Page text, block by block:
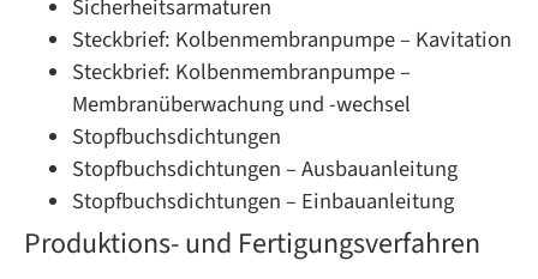
Sicherheitsarmaturen
Steckbrief: Kolbenmembranpumpe – Kavitation
Steckbrief: Kolbenmembranpumpe –
Membranüberwachung und -wechsel
Stopfbuchsdichtungen
Stopfbuchsdichtungen – Ausbauanleitung
Stopfbuchsdichtungen – Einbauanleitung
Produktions- und Fertigungsverfahren